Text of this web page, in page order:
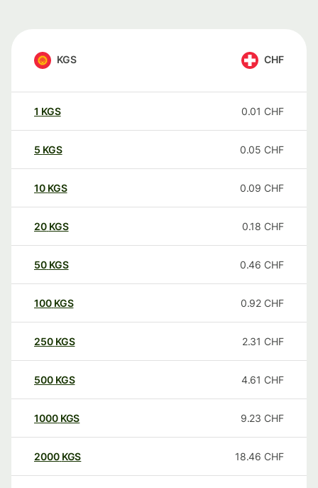
KGS CHF
1 KGS 0.01 CHF
5 KGS 0.05 CHF
10 KGS 0.09 CHF
20 KGS 0.18 CHF
50 KGS 0.46 CHF
100 KGS 0.92 CHF
250 KGS 2.31 CHF
500 KGS 4.61 CHF
1000 KGS 9.23 CHF
2000 KGS 18.46 CHF